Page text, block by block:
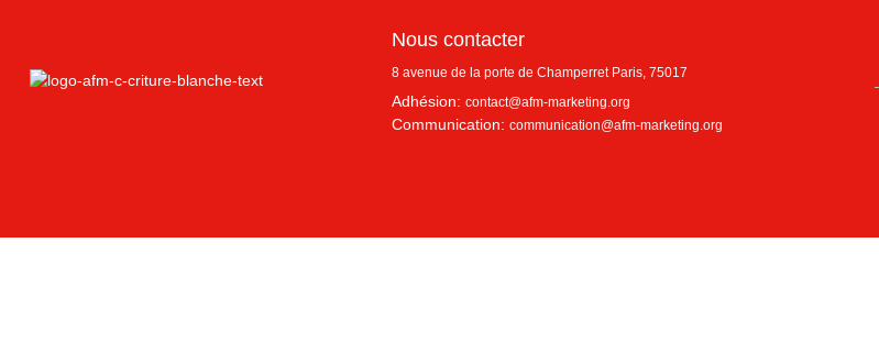
Nous contacter
8 avenue de la porte de Champerret Paris, 75017
Adhésion: contact@afm-marketing.org
Communication: communication@afm-marketing.org